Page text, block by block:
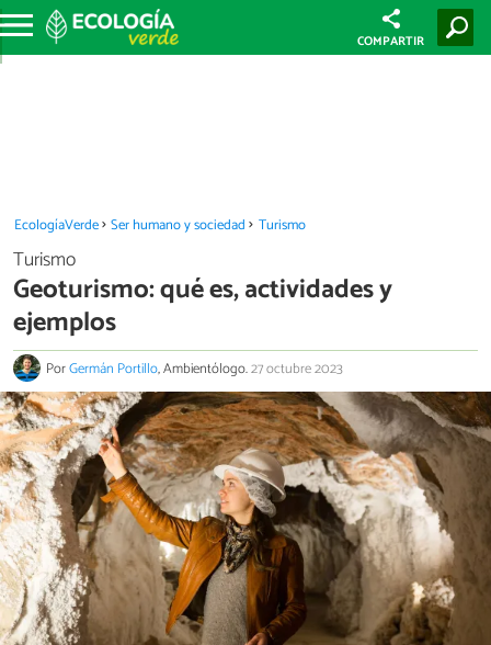
COMPARTIR
EcologíaVerde Ser humano y sociedad Turismo
Turismo
Geoturismo: qué es, actividades y
ejemplos
PorGermán Portillo, Ambientólogo.27 octubre 2023